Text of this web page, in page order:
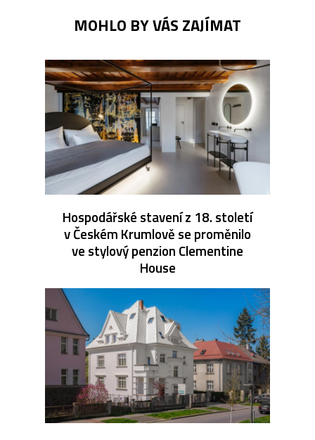
MOHLO BY VÁS ZAJÍMAT
Hospodářské stavení z 18. století
v Českém Krumlově se proměnilo
ve stylový penzion Clementine
House